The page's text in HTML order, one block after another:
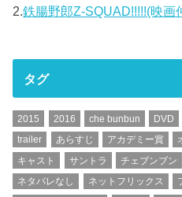
2.鉄腸野郎Z-SQUAD!!!!!(映画
タグ
2015 2016 che bunbun DVD
trailer
あらすじ アカデミー賞
キャスト
サントラ チェブンブン
ネタバレなし
ネットフリックス